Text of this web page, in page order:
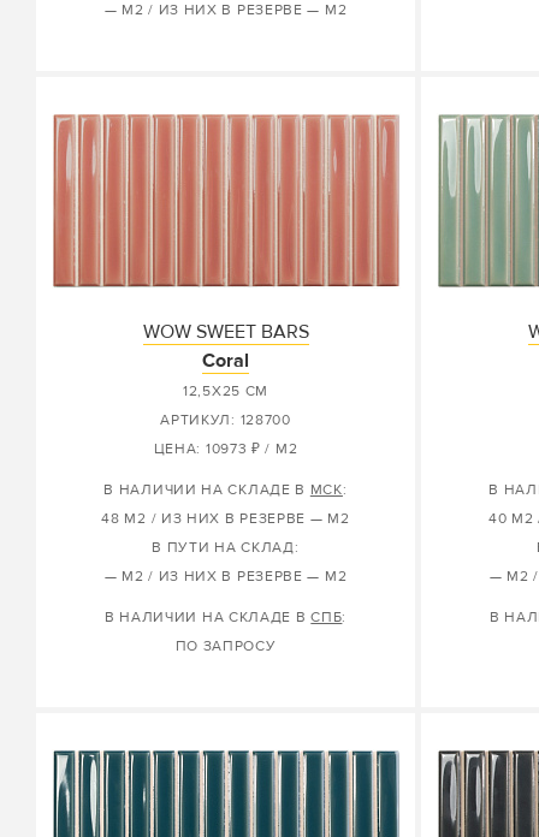
— М2 / ИЗ НИХ В РЕЗЕРВЕ — М2
WOW SWEET BARS
Coral
12,5X25 СМ
АРТИКУЛ: 128700
ЦЕНА: 10973 ₽ / М2
В НАЛИЧИИ НА СКЛАДЕ В МСК:
48 М2 / ИЗ НИХ В РЕЗЕРВЕ — М2
В ПУТИ НА СКЛАД:
— М2 / ИЗ НИХ В РЕЗЕРВЕ — М2
В НАЛИЧИИ НА СКЛАДЕ ВСПБ:
ПО ЗАПРОСУ
В
40 М2
— М2
В